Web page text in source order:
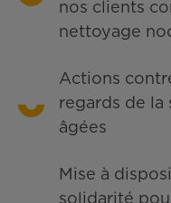
nos clients
nettoyage
Actions
regards de la
âgées
Mise à
solidarité